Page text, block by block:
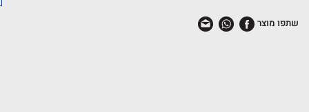
תוסף
למערכת
שתפו מוצר